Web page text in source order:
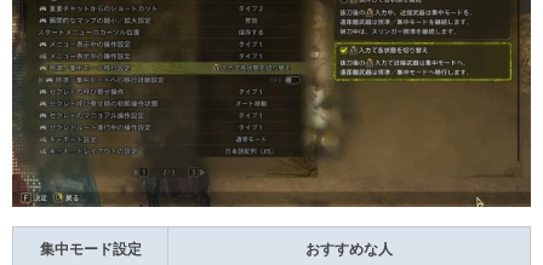
集中モード設定 おすすめな人